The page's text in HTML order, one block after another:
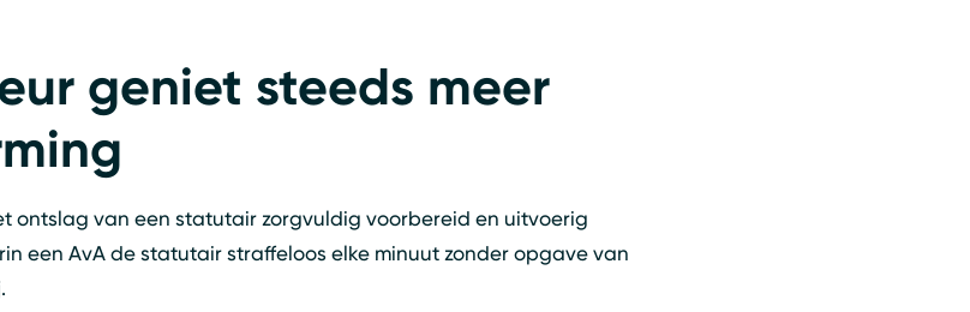
geniet steeds meer
ontslag van een statutair zorgvuldig voorbereid en uitvoerig
een AvA de statutair straffeloos elke minuut zonder opgave van